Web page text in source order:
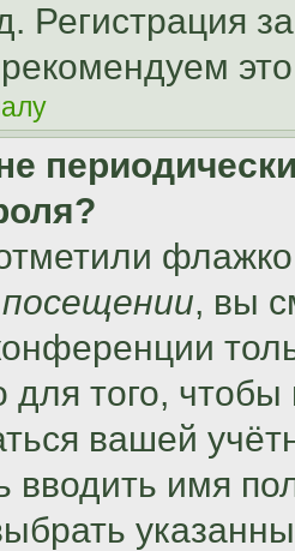
Регистрация
, вы
того, чтобы
вашей
вводить имя